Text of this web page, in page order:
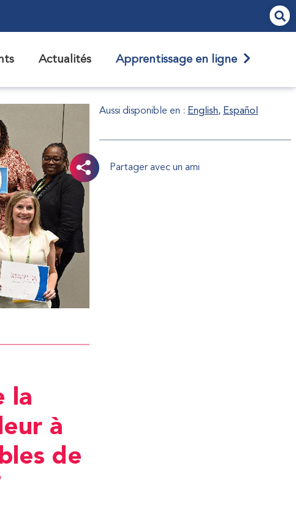
Actualités Apprentissage en ligne
la
à
de
Aussi disponible en : English Español
Partager avec un ami